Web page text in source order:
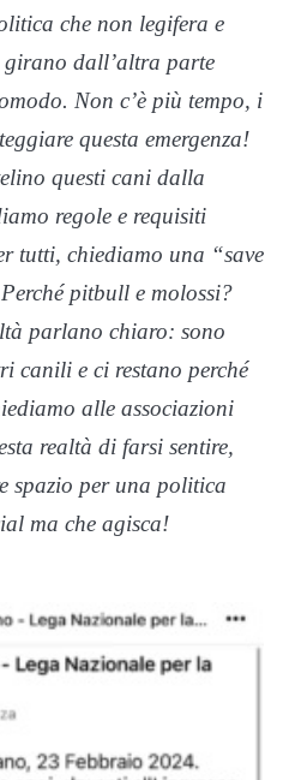
che non legifera e
girano dall’altra parte
Non c’è più tempo, i
questa emergenza!
questi cani dalla
regole e requisiti
tutti, chiediamo una “save
pitbull e molossi?
parlano chiaro: sono
canili e ci restano perché
alle associazioni
realtà di farsi sentire,
spazio per una politica
ma che agisca!